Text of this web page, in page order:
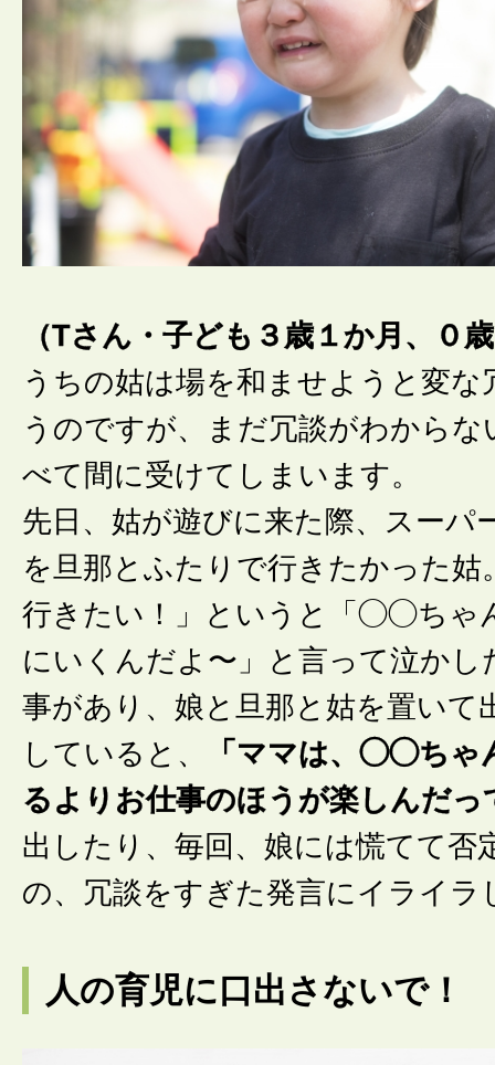
（Tさん・子ども３歳１か月、０
うちの姑は場を和ませようと変な
うのですが、まだ冗談がわからな
べて間に受けてしまいます。
先日、姑が遊びに来た際、スーパ
を旦那とふたりで行きたかった姑
行きたい！」というと「◯◯ちゃ
にいくんだよ〜」と言って泣かし
事があり、娘と旦那と姑を置いて
していると、
「ママは、◯◯ちゃ
るよりお仕事のほうが楽しんだっ
出したり、毎回、娘には慌てて否
の、冗談をすぎた発言にイライラ
人の育児に口出さないで！